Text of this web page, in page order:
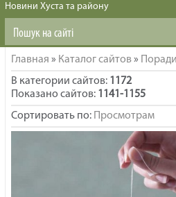
Новини Хуста та району
Главная » Каталог сайтов» Поради
В категории сайтов: 1172
Показано сайтов: 1141-1155
Сортировать по: Просмотрам